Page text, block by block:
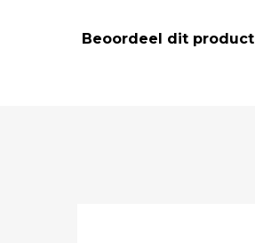
Beoordeel dit product